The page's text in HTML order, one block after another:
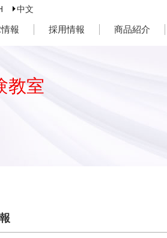
中文
報 採用情報 商品紹介
教室